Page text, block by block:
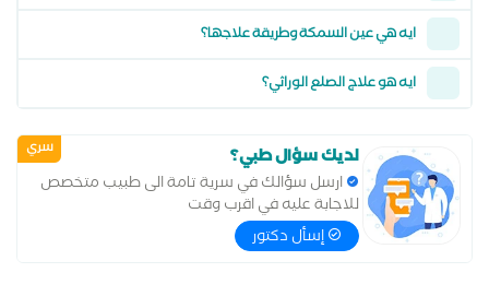
ايه هي عين السمكة وطريقة علاجها؟
ايه هو علاج الصلع الوراثي؟
سري لديك سؤال طبي؟
ارسل سؤالك في سرية تامة الى طبيب متخصص
للاجابة عليه في اقرب وقت
إسأل دكتور